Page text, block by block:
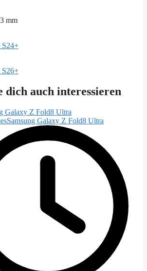
mm
S24+
S26+
dich auch interessieren
Samsung Galaxy Z Fold8 Ultra